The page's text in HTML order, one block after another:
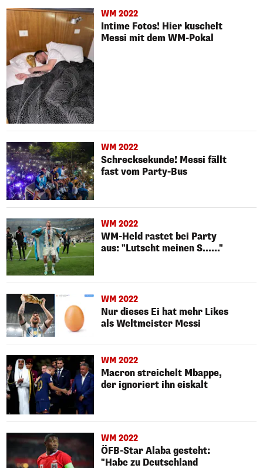
WM 2022
Intime Fotos! Hier kuschelt
Messi mit dem WM-Pokal
WM 2022
Schrecksekunde! Messi fällt
fast vom Party-Bus
WM 2022
WM-Held rastet bei Party
aus: "Lutscht meinen S......"
WM 2022
Nur dieses Ei hat mehr Likes
als Weltmeister Messi
WM 2022
Macron streichelt Mbappe,
der ignoriert ihn eiskalt
WM 2022
ÖFB-Star Alaba gesteht:
"Habe zu Deutschland